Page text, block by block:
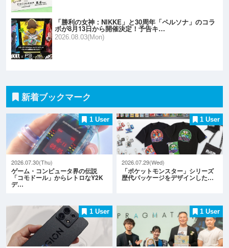
「勝利の女神：NIKKE」と30周年「ペルソナ」のコラ
ボが8月13日から開催決定！予告キ…
2026.08.03(Mon)
新着ブックマーク
1 User
2026.07.30(Thu)
ゲーム・コンピュータ界の伝説
「コモドール」からレトロなY2K
デ…
1 User
2026.07.29(Wed)
「ポケットモンスター」シリーズ
歴代パッケージをデザインした…
1 User 1 User